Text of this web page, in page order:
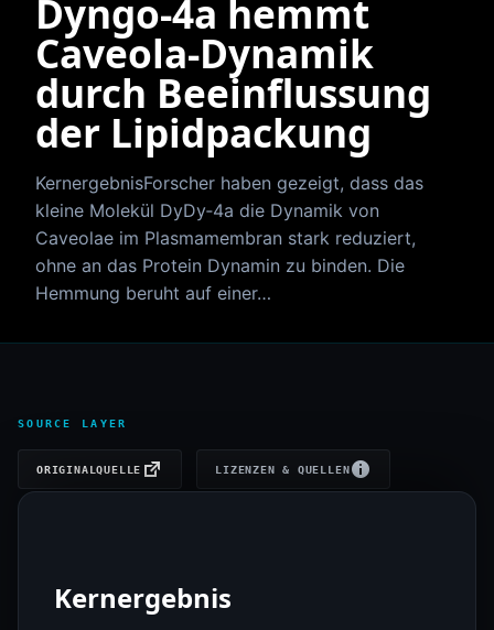
Dyngo‑4a hemmt
Caveola‑Dynamik
durch Beeinflussung
der Lipidpackung
KernergebnisForscher haben gezeigt, dass das
kleine Molekül DyDy‑4a die Dynamik von
Caveolae im Plasmamembran stark reduziert,
ohne an das Protein Dynamin zu binden. Die
Hemmung beruht auf einer…
SOURCE LAYER
ORIGINALQUELLE LIZENZEN & QUELLEN
Kernergebnis